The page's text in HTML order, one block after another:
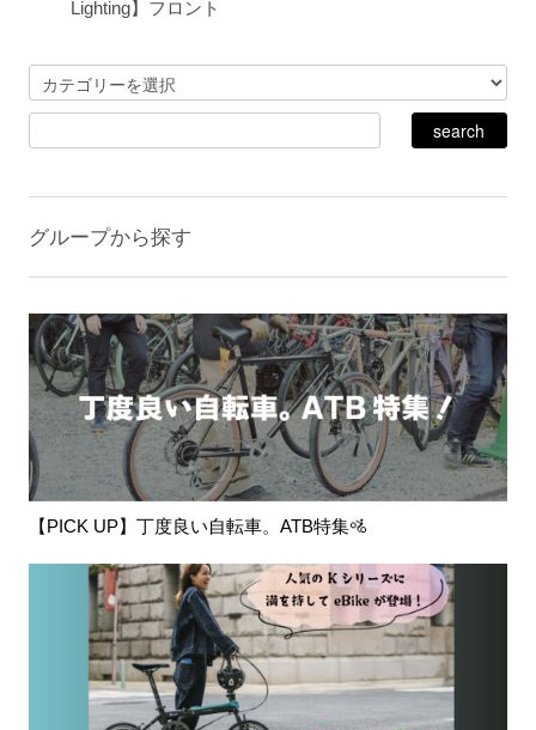
Lighting】フロント
グループから探す
【PICK UP】丁度良い自転車。ATB特集🚵